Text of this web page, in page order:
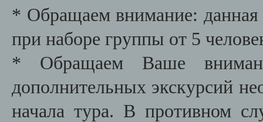
* Обращаем внимание: данная
при наборе группы от 5
* Обращаем Ваше
дополнительных экскурсий
начала тура. В противном